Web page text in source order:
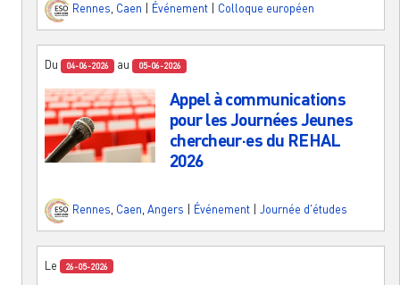
Rennes, Caen Événement Colloque européen
Du 04-06-2026 au 05-06-2026
Appel à communications
pour les Journées Jeunes
chercheur·es du REHAL
2026
Rennes Caen Angers Événement Journée d'études
Le 26-05-2026